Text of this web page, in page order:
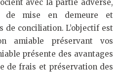
avec la partie adverse,
de mise en demeure et
de conciliation. L’objectif est
amiable préservant vos
présente des avantages
de frais et préservation des